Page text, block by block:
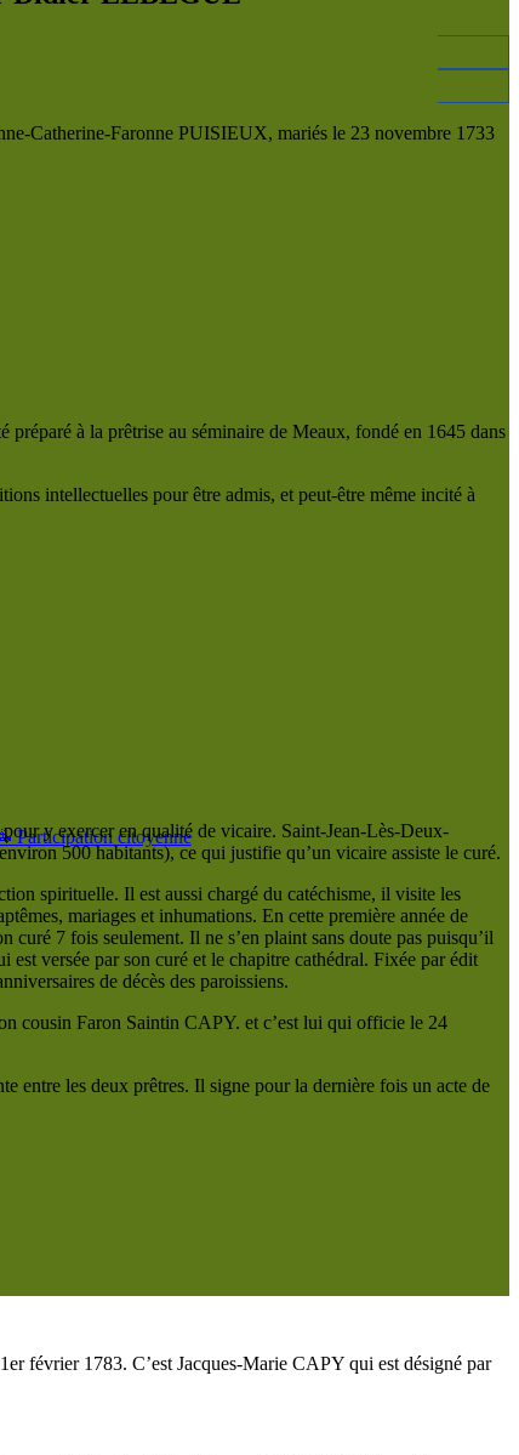
Participation citoyenne
Catherine-Faronne PUISIEUX, mariés le 23 novembre 1733
à la prêtrise au séminaire de Meaux, fondé en 1645 dans
intellectuelles pour être admis, et peut-être même incité à
y exercer en qualité de vicaire. Saint-Jean-Lès-Deux-
500 habitants), ce qui justifie qu’un vicaire assiste le curé.
spirituelle. Il est aussi chargé du catéchisme, il visite les
mariages et inhumations. En cette première année de
7 fois seulement. Il ne s’en plaint sans doute pas puisqu’il
versée par son curé et le chapitre cathédral. Fixée par édit
de décès des paroissiens.
cousin Faron Saintin CAPY. et c’est lui qui officie le 24
entre les deux prêtres. Il signe pour la dernière fois un acte de
février 1783. C’est Jacques-Marie CAPY qui est désigné par